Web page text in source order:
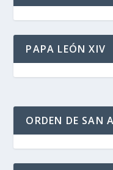
PAPA LEÓN XIV
ORDEN DE SAN